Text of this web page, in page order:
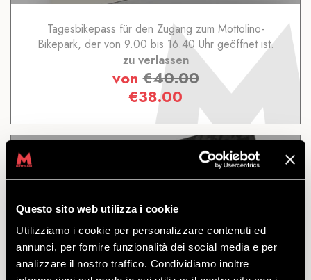
Questo sito web utilizza i cookie
Utilizziamo i cookie per personalizzare contenuti ed
annunci, per fornire funzionalità dei social media e per
analizzare il nostro traffico. Condividiamo inoltre
Tagesbikepass für den Zugang zum Mottolino-
Bikepark, der von 9.00 bis 16.40 Uhr geöffnet ist.
zu verlassen
von€40.00
€38.00
2 TAGE
ENTDECKEN